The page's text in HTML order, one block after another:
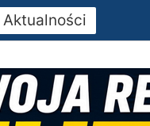
Aktualności